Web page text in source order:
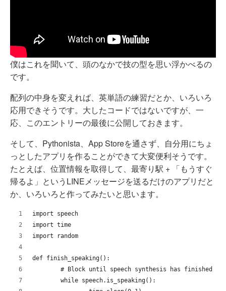
僕はこれを聞いて、頭のなかで技の型を思い浮かべるの
です。
配列の中身を変えれば、英単語の練習だとか、いろいろ
応用できそうです。大したコードではないですが、一
応、このエントリーの最後に公開しておきます。
そして、Pythonista、App Storeを通さず、自分用にちょ
っとしたアプリを作ることができて大変便利そうです。
たとえば、位置情報を取得して、最寄り駅 + 「もうすぐ
帰るよ」というLINEメッセージを送るだけのアプリだと
か、いろいろと作ってみたいと思います。
import speech
import time
import random
def finish_speaking():
	# Block until speech synthesis has finished
	while speech.is_speaking():